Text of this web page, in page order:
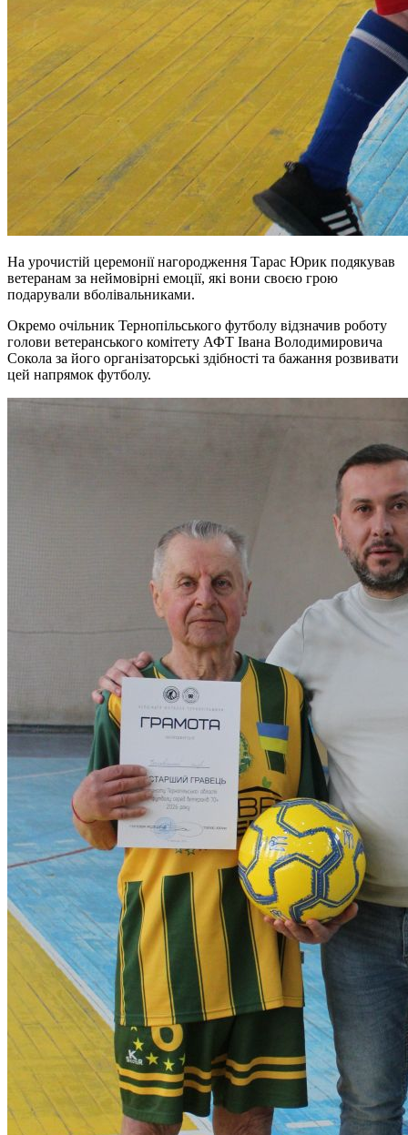
На урочистій церемонії нагородження Тарас Юрик подякував
ветеранам за неймовірні емоції, які вони своєю грою
подарували вболівальниками.
Окремо очільник Тернопільського футболу відзначив роботу
голови ветеранського комітету АФТ Івана Володимировича
Сокола за його організаторські здібності та бажання розвивати
цей напрямок футболу.